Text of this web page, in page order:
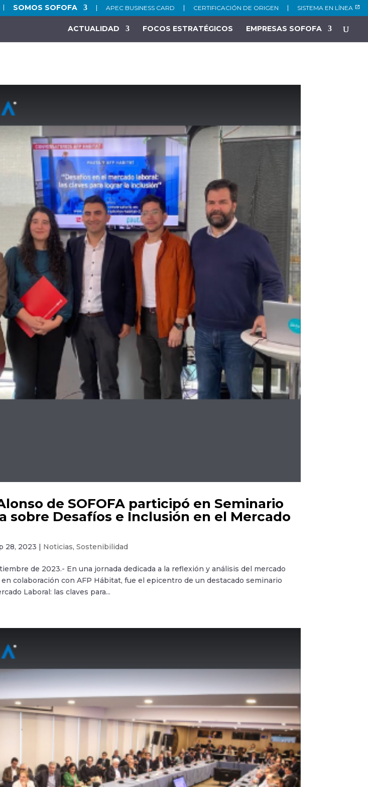
SOMOS SOFOFA APEC BUSINESS CARD CERTIFICACIÓN DE ORIGEN SISTEMA EN LÍNEA
ACTUALIDAD FOCOS ESTRATÉGICOS EMPRESAS SOFOFA
de SOFOFA participó en Seminario
sobre Desafíos e Inclusión en el Mercado
28, 2023 | Noticias, Sostenibilidad
de 2023.- En una jornada dedicada a la reflexión y análisis del mercado
en colaboración con AFP Hábitat, fue el epicentro de un destacado seminario
Laboral: las claves para...